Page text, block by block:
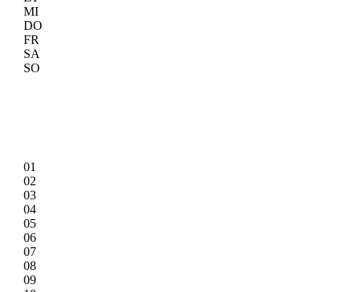
MI
DO
FR
SA
SO
01
02
03
04
05
06
07
08
09